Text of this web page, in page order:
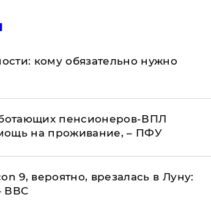
кому обязательно нужно
пенсионеров-ВПЛ
на проживание, – ПФУ
9, вероятно, врезалась в Луну:
ВВС